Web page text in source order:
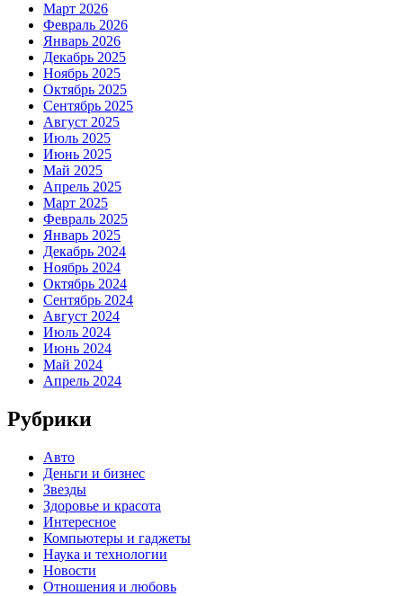
Март 2026
Февраль 2026
Январь 2026
Декабрь 2025
Ноябрь 2025
Октябрь 2025
Сентябрь 2025
Август 2025
Июль 2025
Июнь 2025
Май 2025
Апрель 2025
Март 2025
Февраль 2025
Январь 2025
Декабрь 2024
Ноябрь 2024
Октябрь 2024
Сентябрь 2024
Август 2024
Июль 2024
Июнь 2024
Май 2024
Апрель 2024
Рубрики
Авто
Деньги и бизнес
Звезды
Здоровье и красота
Интересное
Компьютеры и гаджеты
Наука и технологии
Новости
Отношения и любовь